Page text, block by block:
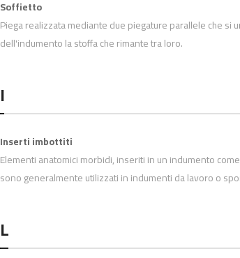
Soffietto
Piega realizzata mediante due piegature parallele che
dell'indumento la stoffa che rimante tra loro.
I
Inserti imbottiti
Elementi anatomici morbidi, inseriti in un indumento
sono generalmente utilizzati in indumenti da lavoro o
L